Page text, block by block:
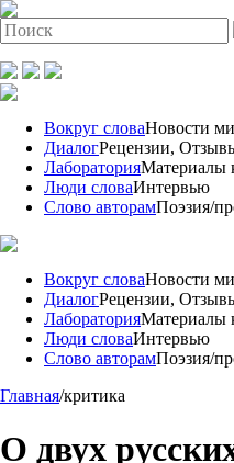
Вокруг словаНовости
ДиалогРецензии,
ЛабораторияМатериалы
Люди словаИнтервью
Слово авторамПоэзия/
Вокруг словаНовости
ДиалогРецензии,
ЛабораторияМатериалы
Люди словаИнтервью
Слово авторамПоэзия/
Главная/критика
О двух